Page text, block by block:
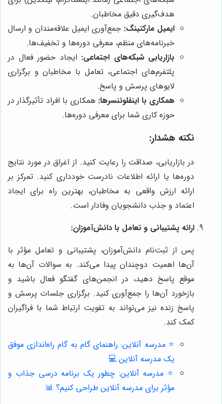
هدف‌گیری دقیق مخاطبان.
ایمیل مارکتینگ: جمع‌آوری ایمیل علاقه‌مندان و ارسال
خبرنامه‌های منظم، معرفی دوره‌ها و تخفیف‌ها.
بازاریابی شبکه‌های اجتماعی: ایجاد حضور فعال در
پلتفرم‌های اجتماعی، تعامل با مخاطبان و برگزاری
لایوهای پرسش و پاسخ.
همکاری با اینفلوئنسرها: همکاری با افراد تأثیرگذار در
حوزه کاری شما برای معرفی دوره‌ها.
نکته هشدار:
در بازاریابی، صداقت را رعایت کنید. از اغراق در مورد نتایج
دوره‌ها یا ارائه اطلاعات نادرست خودداری کنید. تمرکز بر
ارائه ارزش واقعی به مخاطبان، بهترین راه برای ایجاد
اعتماد و جذب دانشجویان وفادار است.
ارائه پشتیبانی و تعامل با دانش‌آموزان:
پس از ثبت‌نام دانش‌آموزان، پشتیبانی و تعامل مؤثر با
آن‌ها اهمیت دوچندان پیدا می‌کند. به سوالات آن‌ها به
موقع پاسخ دهید، در انجمن‌های گفتگو فعال باشید و
بازخورد آن‌ها را جمع‌آوری کنید. برگزاری جلسات پرسش و
پاسخ زنده نیز می‌تواند به تقویت ارتباط شما با فراگیران
کمک کند.
⭐️ مدرسه آنلاین: راهنمای گام به گام راه‌اندازی موفق
یک مدرسه آنلاین 💻
⭐️ مدرسه آنلاین: چطور یک برنامه درسی جذاب و
مؤثر برای مدرسه آنلاین طراحی کنیم؟ 📊